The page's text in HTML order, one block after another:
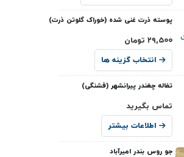
پوسته ذرت غنی شده (خوراک گلوتن ذرت)
۲۹,۵۰۰ تومان
انتخاب گزینه ها
تفاله چغندر پیرانشهر (فشنگی)
تماس بگیرید
اطلاعات بیشتر
جو روس بندر امیرآباد